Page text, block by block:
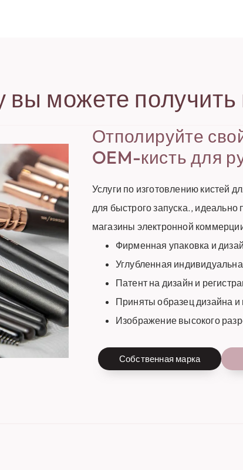
вы можете получить
Отполируйте
OEM-кисть для
Услуги по изготовлению кистей
для быстрого запуска.,
магазины электронной
Фирменная упаковка и
Углубленная
Патент на дизайн и
Приняты образец дизайна
Изображение высокого
Собственная марка